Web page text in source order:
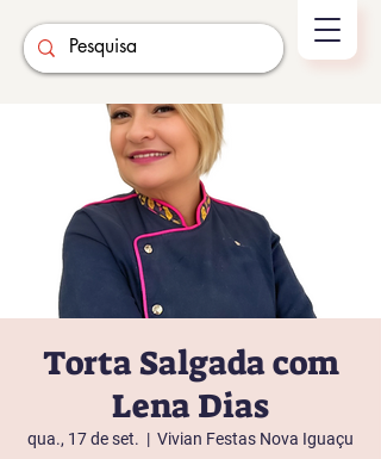
Torta Salgada com
Lena Dias
qua., 17 de set.
  |
Vivian Festas Nova Iguaçu